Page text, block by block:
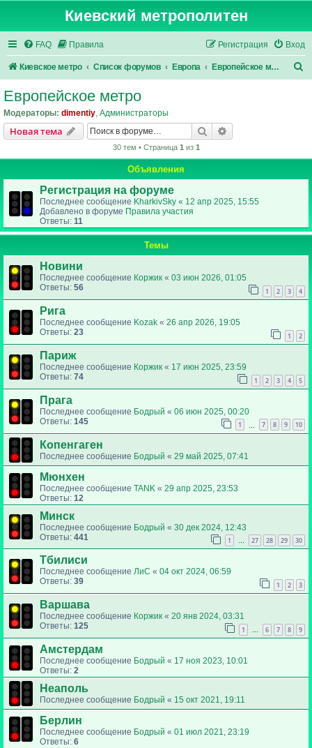
Киевский метрополитен
FAQ Правила Вход
Регистрация
Киевское метро Список форумов Европа Европейское метро
Европейское метро
Модераторы: dimentiy, Администраторы
Новая тема Поиск
30 тем • Страница 1из 1
Объявления
Регистрация на форуме
Последнее сообщение KharkivSky « 12 апр 2025, 15:55
Добавлено в форуме Правила участия
Ответы: 11
Темы
Новини
Последнее сообщение Коржик « 03 июн 2026, 01:05
Ответы: 56 1 2 3 4
Рига
Последнее сообщение Kozak « 26 апр 2026, 19:05
Ответы: 23 1 2
Париж
Последнее сообщение Коржик « 17 июн 2025, 23:59
Ответы: 74 1 2 3 4 5
Прага
Последнее сообщение Бодрый « 06 июн 2025, 00:20
Ответы: 145 1 7 8 9 10
Копенгаген
Последнее сообщение Бодрый « 29 май 2025, 07:41
Мюнхен
Последнее сообщение TANK « 29 апр 2025, 23:53
Ответы: 12
Минск
Последнее сообщение Бодрый « 30 дек 2024, 12:43
Ответы: 441 1 … 27 28 29 30
Тбилиси
Последнее сообщение ЛиС « 04 окт 2024, 06:59
Ответы: 39 1 2 3
Варшава
Последнее сообщение Коржик « 20 янв 2024, 03:31
Ответы: 125 1 … 6 7 8 9
Амстердам
Последнее сообщение Бодрый « 17 ноя 2023, 10:01
Ответы: 2
Неаполь
Последнее сообщение Бодрый « 15 окт 2021, 19:11
Берлин
Последнее сообщение Бодрый « 01 июл 2021, 23:19
Ответы: 6